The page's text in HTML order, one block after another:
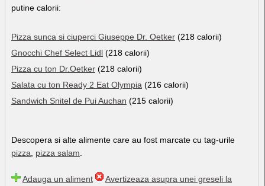
putine calorii:
Pizza sunca si ciuperci Giuseppe Dr. Oetker (218 calorii)
Gnocchi Chef Select Lidl (218 calorii)
Pizza cu ton Dr.Oetker (218 calorii)
Salata cu ton Ready 2 Eat Olympia (216 calorii)
Sandwich Snitel de Pui Auchan (215 calorii)
Descopera si alte alimente care au fost marcate cu tag-urile
pizza
pizza salam
Adauga un aliment
Avertizeaza asupra unei greseli la